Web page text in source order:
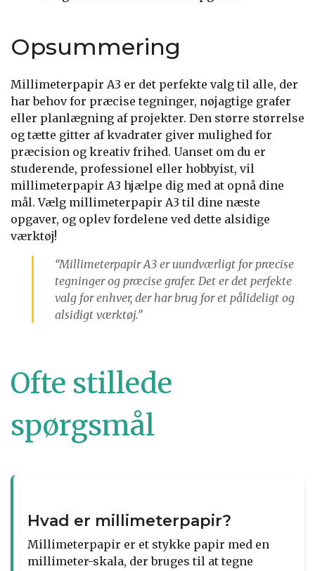
Opsummering
Millimeterpapir A3 er det perfekte valg til alle, der
har behov for præcise tegninger, nøjagtige grafer
eller planlægning af projekter. Den større størrelse
og tætte gitter af kvadrater giver mulighed for
præcision og kreativ frihed. Uanset om du er
studerende, professionel eller hobbyist, vil
millimeterpapir A3 hjælpe dig med at opnå dine
mål. Vælg millimeterpapir A3 til dine næste
opgaver, og oplev fordelene ved dette alsidige
værktøj!
“Millimeterpapir A3 er uundværligt for præcise
tegninger og præcise grafer. Det er det perfekte
valg for enhver, der har brug for et pålideligt og
alsidigt værktøj.”
Ofte stillede
spørgsmål
Hvad er millimeterpapir?
Millimeterpapir er et stykke papir med en
millimeter-skala, der bruges til at tegne